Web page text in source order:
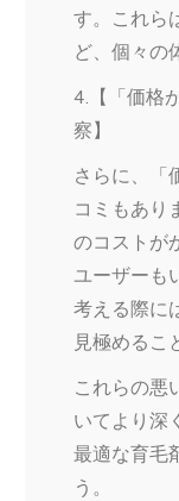
す。これら
ど、個々の
4.【「価格
察】
さらに、「
コミもあり
のコストが
ユーザーも
考える際に
見極めるこ
これらの悪
いてより深
最適な育毛
う。